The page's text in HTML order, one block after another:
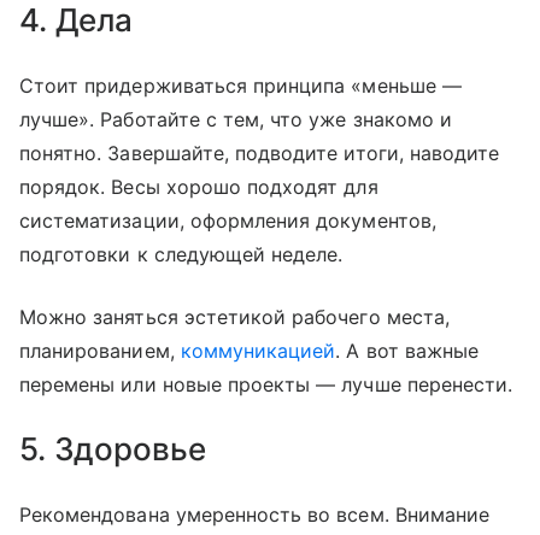
4. Дела
Стоит придерживаться принципа «меньше —
лучше». Работайте с тем, что уже знакомо и
понятно. Завершайте, подводите итоги, наводите
порядок. Весы хорошо подходят для
систематизации, оформления документов,
подготовки к следующей неделе.
Можно заняться эстетикой рабочего места,
планированием, коммуникацией. А вот важные
перемены или новые проекты — лучше перенести.
5. Здоровье
Рекомендована умеренность во всем. Внимание